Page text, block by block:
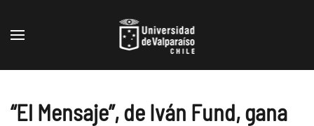
Skip to main content
“El Mensaje”, de Iván Fund, gana